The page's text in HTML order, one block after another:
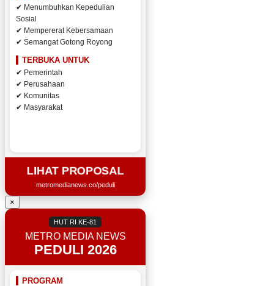
✔ Menumbuhkan Kepedulian
Sosial
✔ Mempererat Kebersamaan
✔ Semangat Gotong Royong
TERBUKA UNTUK
✔ Pemerintah
✔ Perusahaan
✔ Komunitas
✔ Masyarakat
LIHAT PROPOSAL
metromedianews.co/peduli
×
HUT RI KE-81
METRO MEDIA NEWS
PEDULI 2026
PROGRAM